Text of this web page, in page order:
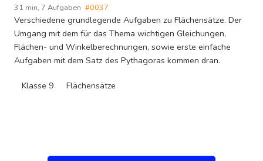
31 min, 7 Aufgaben #0037
Verschiedene grundlegende Aufgaben zu Flächensätze. Der
Umgang mit dem für das Thema wichtigen Gleichungen,
Flächen- und Winkelberechnungen, sowie erste einfache
Aufgaben mit dem Satz des Pythagoras kommen dran.
Klasse 9 Flächensätze